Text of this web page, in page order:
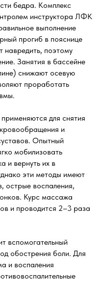
бедра. Комплекс
инструктора ЛФК
выполнение
прогиб в пояснице
навредить, поэтому
Занятия в бассейне
снижают осевую
проработать
для снятия
и
Опытный
мобилизовать
и вернуть их в
эти методы имеют
острые воспаления,
Курс массажа
и проводится 2–3 раза
вспомогательный
обострения боли. Для
и воспаления